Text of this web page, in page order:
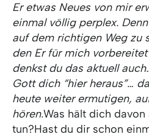
Er etwas Neues von mir
einmal völlig perplex.
auf dem richtigen Weg zu
den Er für mich
denkst du das aktuell
Gott dich “hier heraus”…
heute weiter ermutigen,
hören.Was hält dich
tun?Hast du dir schon